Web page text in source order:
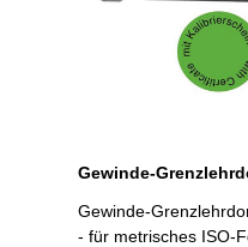
Gewinde-
- für metrisches ISO-